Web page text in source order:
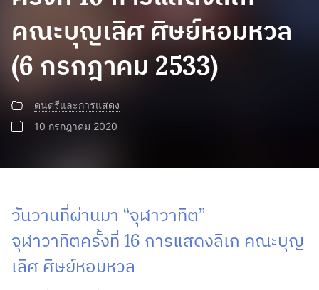
คณะบุญเลิศ ศิษย์หอมหวล
(6 กรกฎาคม 2533)
ดนตรีและการแสดง
10 กรกฎาคม 2020
วันวานที่ผ่านมา “จุฬาวาทิต”
จุฬาวาทิตครั้งที่ 16 การแสดงลิเก คณะบุญ
เลิศ ศิษย์หอมหวล